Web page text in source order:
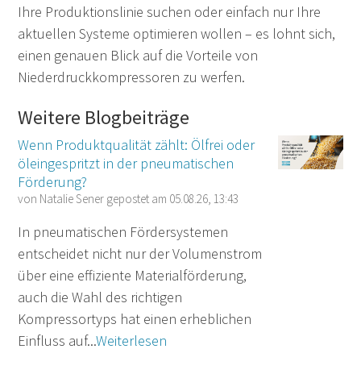
Ihre Produktionslinie suchen oder einfach nur Ihre
aktuellen Systeme optimieren wollen – es lohnt sich,
einen genauen Blick auf die Vorteile von
Niederdruckkompressoren zu werfen.
Weitere Blogbeiträge
Wenn Produktqualität zählt: Ölfrei oder
öleingespritzt in der pneumatischen
Förderung?
von Natalie Sener gepostet am 05.08.26, 13:43
In pneumatischen Fördersystemen
entscheidet nicht nur der Volumenstrom
über eine effiziente Materialförderung,
auch die Wahl des richtigen
Kompressortyps hat einen erheblichen
Einfluss auf...Weiterlesen